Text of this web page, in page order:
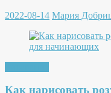
2022-08-14 Мария
Как нарисовать